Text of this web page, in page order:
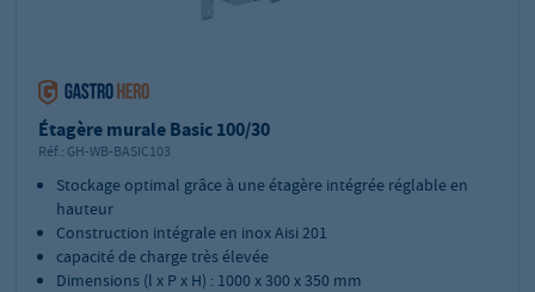
Étagère murale Basic 100/30
Réf.: GH-WB-BASIC103
Stockage optimal grâce à une étagère intégrée réglable en
hauteur
Construction intégrale en inox Aisi 201
capacité de charge très élevée
Dimensions (l x P x H) : 1000 x 300 x 350 mm